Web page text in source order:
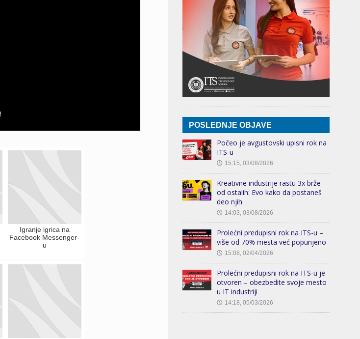
Igranje igrica na
Facebook Messenger-
u
POSLEDNJE OBJAVE
Počeo je avgustovski upisni rok na
ITS-u
🕔 15:15, 03/08/2026
Kreativne industrije rastu 3x brže
od ostalih: Evo kako da postaneš
deo njih
🕔 14:03, 03/08/2026
Prolećni predupisni rok na ITS-u –
više od 70% mesta već popunjeno
🕔 15:08, 02/04/2026
Prolećni predupisni rok na ITS-u je
otvoren – obezbedite svoje mesto
u IT industriji
🕔 14:18, 05/03/2026